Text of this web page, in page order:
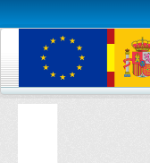
Conjuntos de datos